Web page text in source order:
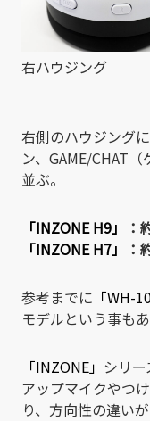
右ハウジング
右側のハウジング
ン、 GAME/CHAT （
並ぶ。
「INZONE H9」
：
「INZONE H7」
：
参考までに 「WH-
モデルという事も
「INZONE」 シリ
アップマイクやつ
り、方向性の違いが